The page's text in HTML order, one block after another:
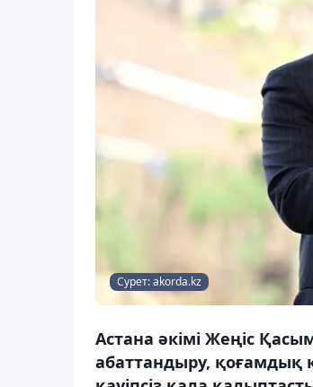
Сурет: akorda.kz
Астана әкімі Жеңіс
абаттандыру, қоғамдық